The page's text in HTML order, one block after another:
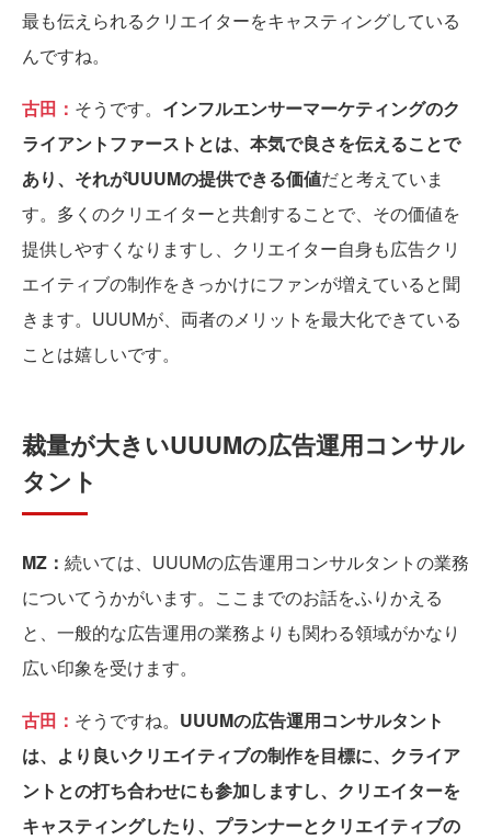
最も伝えられるクリエイターをキャスティングしている
んですね。
古田： そうです。 インフルエンサーマーケティングのク
ライアントファーストとは、本気で良さを伝えることで
あり、それがUUUMの提供できる価値だと考えていま
す。多くのクリエイターと共創することで、その価値を
提供しやすくなりますし、クリエイター自身も広告クリ
エイティブの制作をきっかけにファンが増えていると聞
きます。UUUMが、両者のメリットを最大化できている
ことは嬉しいです。
裁量が大きいUUUMの広告運用コンサル
タント
MZ： 続いては、UUUMの広告運用コンサルタントの業務
についてうかがいます。ここまでのお話をふりかえる
と、一般的な広告運用の業務よりも関わる領域がかなり
広い印象を受けます。
古田： そうですね。 UUUMの広告運用コンサルタント
は、より良いクリエイティブの制作を目標に、クライア
ントとの打ち合わせにも参加しますし、クリエイターを
キャスティングしたり、プランナーとクリエイティブの